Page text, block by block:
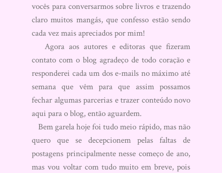
vocês para conversarmos sobre livros e trazendo
claro muitos mangás, que confesso estão sendo
cada vez mais apreciados por mim!
Agora aos autores e editoras que fizeram
contato com o blog agradeço de todo coração e
responderei cada um dos e-mails no máximo até
semana que vêm para que assim possamos
fechar algumas parcerias e trazer conteúdo novo
aqui para o blog, então aguardem.
Bem garela hoje foi tudo meio rápido, mas não
quero que se decepcionem pelas faltas de
postagens principalmente nesse começo de ano,
mas vou voltar com tudo muito em breve, pois